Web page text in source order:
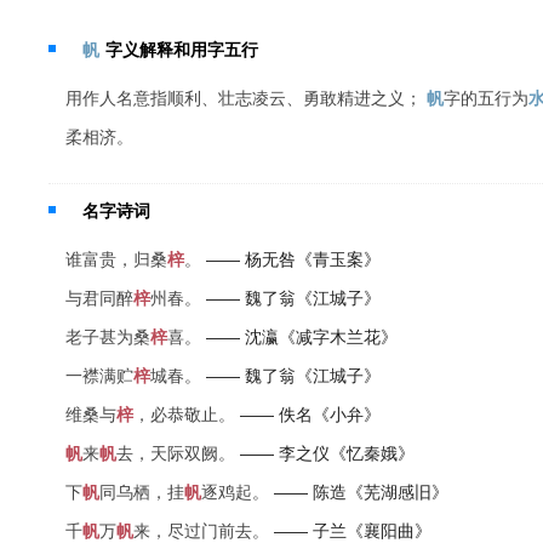
帆 字义解释和用字五行
用作人名意指顺利、壮志凌云、勇敢精进之义； 帆字的五行为
柔相济。
名字诗词
谁富贵，归桑梓。
—— 杨无咎《青玉案》
与君同醉梓州春。
—— 魏了翁《江城子》
老子甚为桑梓喜。
—— 沈瀛《减字木兰花》
一襟满贮梓城春。
—— 魏了翁《江城子》
维桑与梓 ，必恭敬止。
—— 佚名《小弁》
帆来帆去，天际双阙。
—— 李之仪《忆秦娥》
下帆同乌栖，挂帆逐鸡起。
—— 陈造《芜湖感旧》
千帆万帆来，尽过门前去。 —— 子兰《襄阳曲》